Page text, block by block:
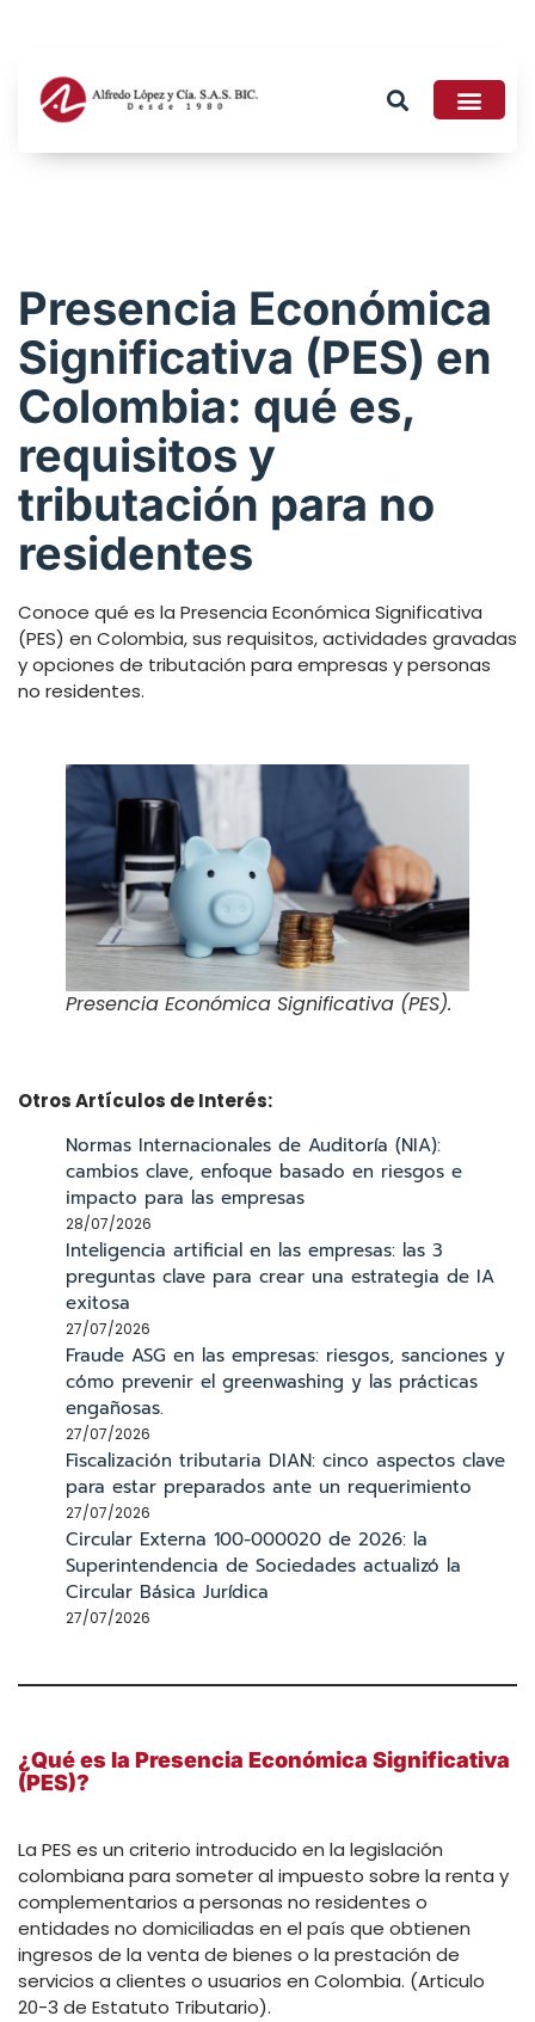
Presencia Económica
Significativa (PES) en
Colombia: qué es,
requisitos y
tributación para no
residentes
Conoce qué es la Presencia Económica Significativa
(PES) en Colombia, sus requisitos, actividades gravadas
y opciones de tributación para empresas y personas
no residentes.
Presencia Económica Significativa (PES).
Otros Artículos de Interés:
Normas Internacionales de Auditoría (NIA):
cambios clave, enfoque basado en riesgos e
impacto para las empresas
28/07/2026
Inteligencia artificial en las empresas: las 3
preguntas clave para crear una estrategia de IA
exitosa
27/07/2026
Fraude ASG en las empresas: riesgos, sanciones y
cómo prevenir el greenwashing y las prácticas
engañosas.
27/07/2026
Fiscalización tributaria DIAN: cinco aspectos clave
para estar preparados ante un requerimiento
27/07/2026
Circular Externa 100-000020 de 2026: la
Superintendencia de Sociedades actualizó la
Circular Básica Jurídica
27/07/2026
¿Qué es la Presencia Económica Significativa
(PES)?
La PES es un criterio introducido en la legislación
colombiana para someter al impuesto sobre la renta y
complementarios a personas no residentes o
entidades no domiciliadas en el país que obtienen
ingresos de la venta de bienes o la prestación de
servicios a clientes o usuarios en Colombia. (Articulo
20-3 de Estatuto Tributario).